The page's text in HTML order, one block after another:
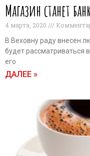
Магазин станет
4 марта, 2020
В Веховну раду внесен
будет
его
ДАЛЕЕ »